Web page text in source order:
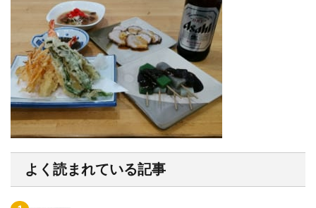
よく読まれている記事